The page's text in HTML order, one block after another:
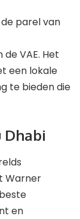
parel van
VAE. Het
een lokale
te bieden die
Dhabi
Warner
en